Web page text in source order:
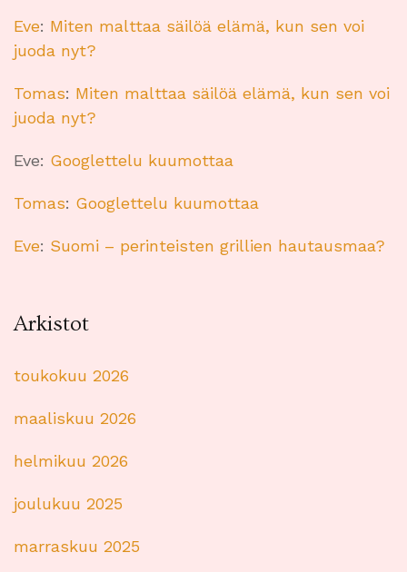
Eve: Miten malttaa säilöä elämä, kun sen voi
juoda nyt?
Tomas: Miten malttaa säilöä elämä, kun sen voi
juoda nyt?
Eve: Googlettelu kuumottaa
Tomas: Googlettelu kuumottaa
Eve: Suomi – perinteisten grillien hautausmaa?
Arkistot
toukokuu 2026
maaliskuu 2026
helmikuu 2026
joulukuu 2025
marraskuu 2025